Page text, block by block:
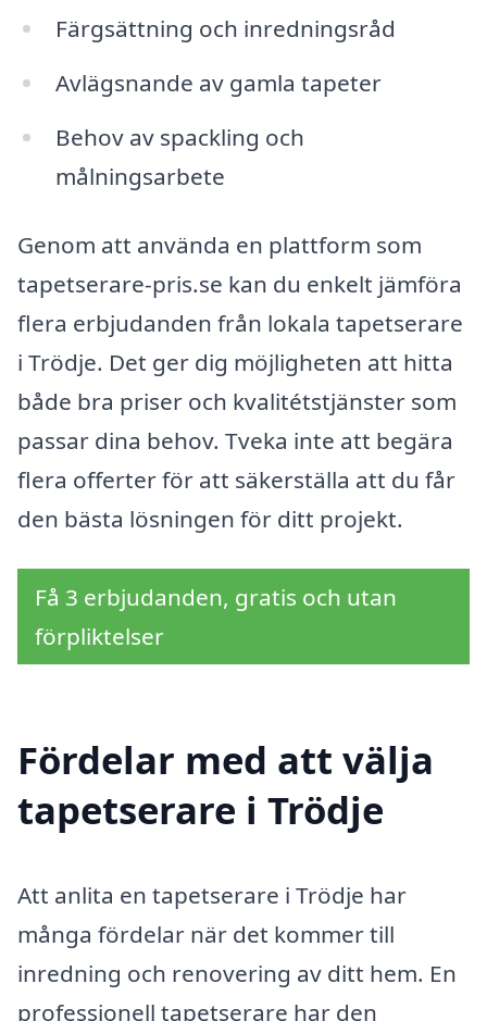
Färgsättning och inredningsråd
Avlägsnande av gamla tapeter
Behov av spackling och
målningsarbete
Genom att använda en plattform som
tapetserare-pris.se kan du enkelt jämföra
flera erbjudanden från lokala tapetserare
i Trödje. Det ger dig möjligheten att hitta
både bra priser och kvalitétstjänster som
passar dina behov. Tveka inte att begära
flera offerter för att säkerställa att du får
den bästa lösningen för ditt projekt.
Få 3 erbjudanden, gratis och utan
förpliktelser
Fördelar med att välja
tapetserare i Trödje
Att anlita en tapetserare i Trödje har
många fördelar när det kommer till
inredning och renovering av ditt hem. En
professionell tapetserare har den